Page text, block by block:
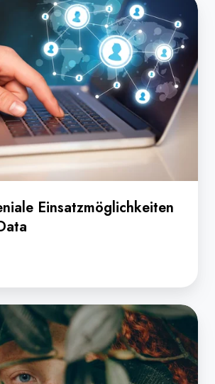
Einsatzmöglichkeiten